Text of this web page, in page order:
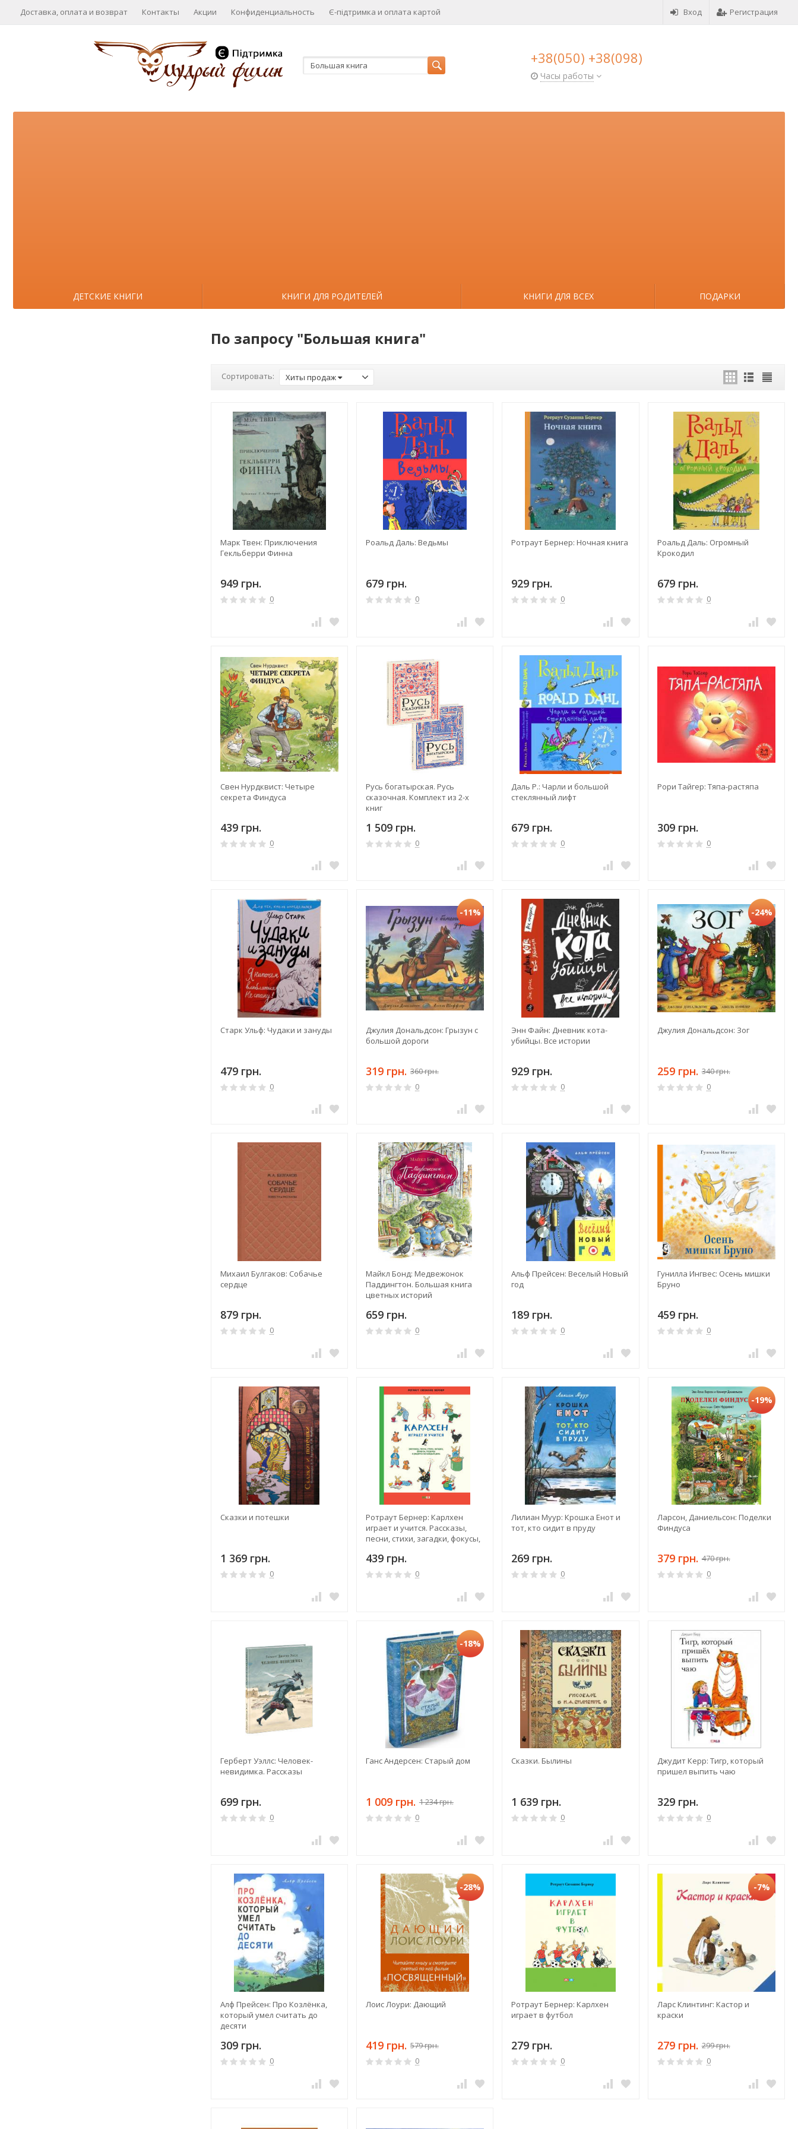
Вход Регистрация
Доставка, оплата и возврат Контакты Акции Конфиденциальность Є-підтримка и оплата картой
+38(050) +38(098)
Часы работы
ДЕТСКИЕ КНИГИ КНИГИ ДЛЯ РОДИТЕЛЕЙ КНИГИ ДЛЯ ВСЕХ ПОДАРКИ
По запросу "Большая книга"
Сортировать: Хиты продаж
Марк Твен: Приключения
Гекльберри Финна
949 грн.
0
Роальд Даль: Ведьмы
679 грн.
0
Ротраут Бернер: Ночная книга
929 грн.
0
Роальд Даль: Огромный
Крокодил
679 грн.
0
Свен Нурдквист: Четыре
секрета Финдуса
439 грн.
0
Русь богатырская. Русь
сказочная. Комплект из 2-х
книг
1 509 грн.
0
Даль Р.: Чарли и большой
стеклянный лифт
679 грн.
0
Рори Тайгер: Тяпа-растяпа
309 грн.
0
Старк Ульф: Чудаки и зануды
479 грн.
0
-11%
Джулия Дональдсон: Грызун с
большой дороги
319 грн. 360 грн.
0
Энн Файн: Дневник кота-
убийцы. Все истории
929 грн.
0
-24%
Джулия Дональдсон: Зог
259 грн. 340 грн.
0
Михаил Булгаков: Собачье
сердце
879 грн.
0
Майкл Бонд: Медвежонок
Паддингтон. Большая книга
цветных историй
659 грн.
0
Альф Прейсен: Веселый Новый
год
189 грн.
0
Гунилла Ингвес: Осень мишки
Бруно
459 грн.
0
Сказки и потешки
1 369 грн.
0
Ротраут Бернер: Карлхен
играет и учится. Рассказы,
песни, стихи, загадки, фокусы,
день
439 грн.
0
Лилиан Муур: Крошка Енот и
тот, кто сидит в пруду
269 грн.
0
-19%
Ларсон, Даниельсон: Поделки
Финдуса
379 грн. 470 грн.
0
Герберт Уэллс: Человек-
невидимка. Рассказы
699 грн.
0
-18%
Ганс Андерсен: Старый дом
1 009 грн. 1 234 грн.
0
Сказки. Былины
1 639 грн.
0
Джудит Керр: Тигр, который
пришел выпить чаю
329 грн.
0
Алф Прейсен: Про Козлёнка,
который умел считать до
десяти
309 грн.
0
-28%
Лоис Лоури: Дающий
419 грн. 579 грн.
0
Ротраут Бернер: Карлхен
играет в футбол
279 грн.
0
-7%
Ларс Клинтинг: Кастор и
краски
279 грн. 299 грн.
0